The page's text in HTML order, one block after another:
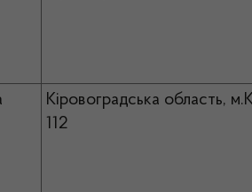
Кіровоградська область,
112